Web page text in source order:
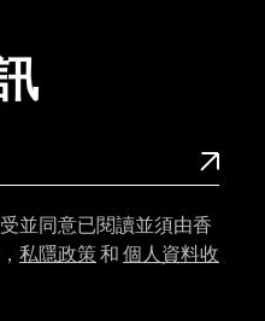
並同意已閱讀並須由香
， 私隱政策和個人資料收